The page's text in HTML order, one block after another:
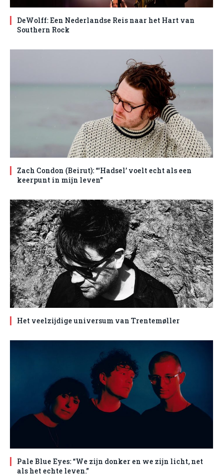
DeWolff: Een Nederlandse Reis naar het Hart van
Southern Rock
Zach Condon (Beirut): “‘Hadsel’ voelt echt als een
keerpunt in mijn leven”
Het veelzijdige universum van Trentemøller
Pale Blue Eyes: “We zijn donker en we zijn licht, net
als het echte leven.”